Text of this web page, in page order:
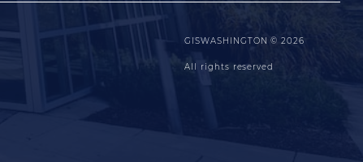
GISWASHINGTON © 2026
All rights reserved